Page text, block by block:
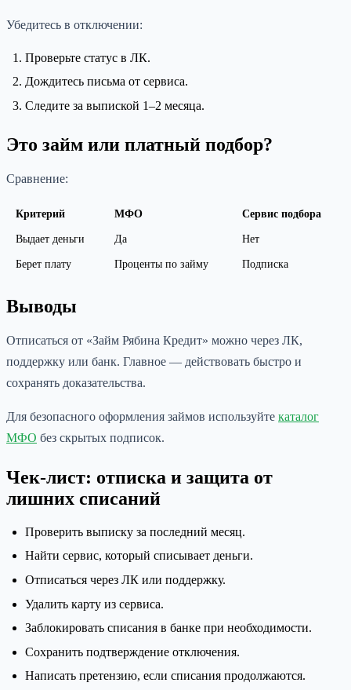
Убедитесь в отключении:
Проверьте статус в ЛК.
Дождитесь письма от сервиса.
Следите за выпиской 1–2 месяца.
Это займ или платный подбор?
Сравнение:
Критерий МФО Сервис подбора
Выдает деньги Да Нет
Берет плату Проценты по займу Подписка
Выводы
Отписаться от «Займ Рябина Кредит» можно через ЛК,
поддержку или банк. Главное — действовать быстро и
сохранять доказательства.
Для безопасного оформления займов используйте каталог
МФО без скрытых подписок.
Чек-лист: отписка и защита от
лишних списаний
Проверить выписку за последний месяц.
Найти сервис, который списывает деньги.
Отписаться через ЛК или поддержку.
Удалить карту из сервиса.
Заблокировать списания в банке при необходимости.
Сохранить подтверждение отключения.
Написать претензию, если списания продолжаются.